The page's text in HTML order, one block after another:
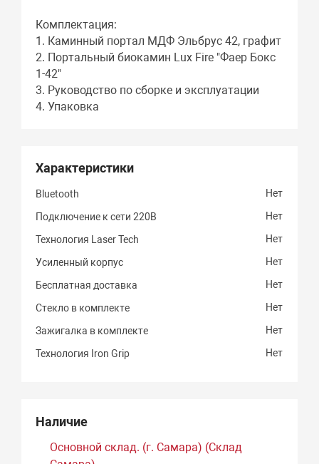
Комплектация:
1. Каминный портал МДФ Эльбрус 42, графит
2. Портальный биокамин Lux Fire "Фаер Бокс
1-42"
3. Руководство по сборке и эксплуатации
4. Упаковка
Характеристики
Bluetooth Нет
Подключение к сети 220В Нет
Технология Laser Tech Нет
Усиленный корпус Нет
Бесплатная доставка Нет
Стекло в комплекте Нет
Зажигалка в комплекте Нет
Технология Iron Grip Нет
Наличие
Основной склад. (г. Самара) (Склад